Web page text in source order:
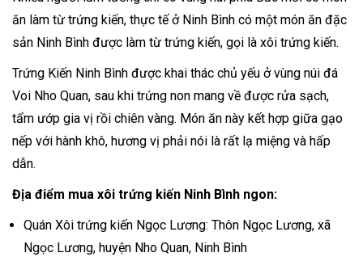
ăn làm từ trứng kiến, thực tế ở Ninh Bình có một món ăn đặc
sản Ninh Bình được làm từ trứng kiến, gọi là xôi trứng kiến.
Trứng Kiến Ninh Bình được khai thác chủ yếu ở vùng núi đá
Voi Nho Quan, sau khi trứng non mang về được rửa sạch,
tẩm ướp gia vị rồi chiên vàng. Món ăn này kết hợp giữa gạo
nếp với hành khô, hương vị phải nói là rất lạ miệng và hấp
dẫn.
Địa điểm mua xôi trứng kiến Ninh Bình ngon:
Quán Xôi trứng kiến Ngọc Lương: Thôn Ngọc Lương, xã
Ngọc Lương, huyện Nho Quan, Ninh Bình